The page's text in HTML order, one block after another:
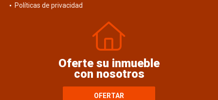
Contáctenos
Oferte su inmueble
con nosotros